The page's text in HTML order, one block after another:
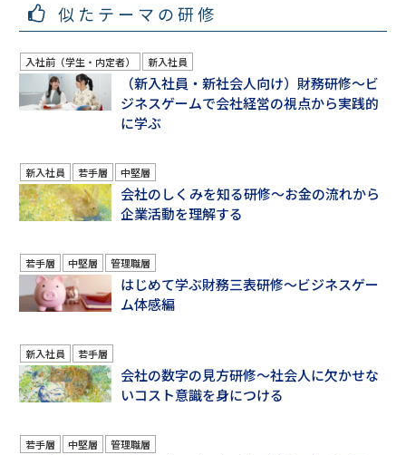
似たテーマの研修
入社前（学生・内定者） 新入社員
（新入社員・新社会人向け）財務研修～ビ
ジネスゲームで会社経営の視点から実践的
に学ぶ
新入社員 若手層 中堅層
会社のしくみを知る研修～お金の流れから
企業活動を理解する
若手層 中堅層 管理職層
はじめて学ぶ財務三表研修～ビジネスゲー
ム体感編
新入社員 若手層
会社の数字の見方研修～社会人に欠かせな
いコスト意識を身につける
若手層 中堅層 管理職層